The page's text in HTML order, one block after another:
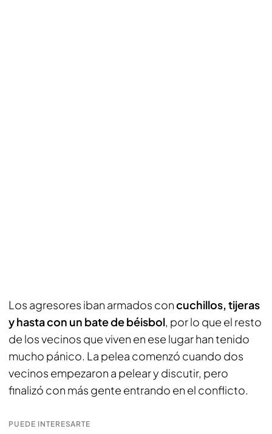
Los agresores iban armados concuchillos, tijeras
y hasta con un bate de béisbol, por lo que el resto
de los vecinos que viven en ese lugar han tenido
mucho pánico. La pelea comenzó cuando dos
vecinos empezaron a pelear y discutir, pero
finalizó con más gente entrando en el conflicto.
PUEDE INTERESARTE